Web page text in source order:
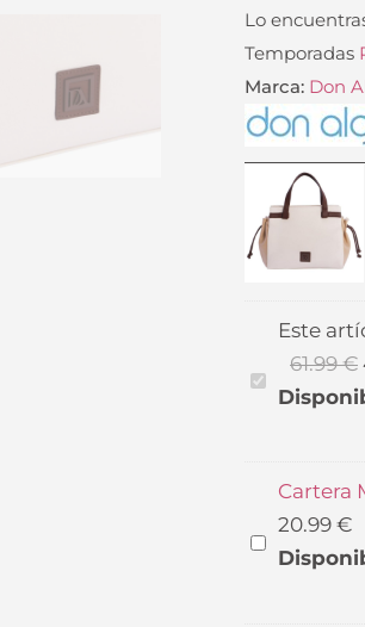
Lo
Temporadas
Marca: Don
Bolso
Algodón
0SV7806016
Este
61.99€
Cartera
Marrón
Cartera
20.99 €